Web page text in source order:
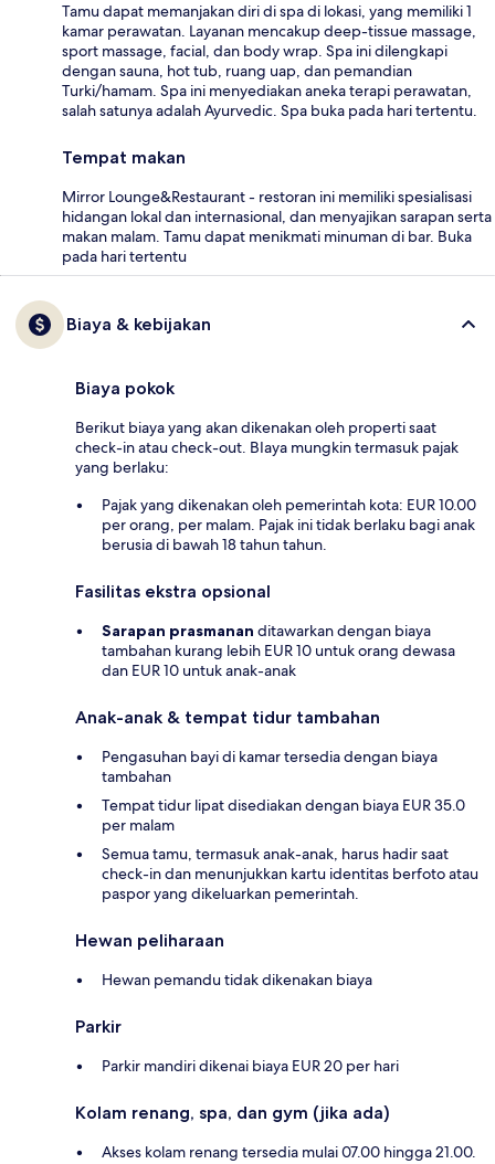
Tamu dapat memanjakan diri di spa di lokasi, yang memiliki 1
kamar perawatan. Layanan mencakup deep-tissue massage,
sport massage, facial, dan body wrap. Spa ini dilengkapi
dengan sauna, hot tub, ruang uap, dan pemandian
Turki/hamam. Spa ini menyediakan aneka terapi perawatan,
salah satunya adalah Ayurvedic. Spa buka pada hari tertentu.
Tempat makan
Mirror Lounge&Restaurant - restoran ini memiliki spesialisasi
hidangan lokal dan internasional, dan menyajikan sarapan serta
makan malam. Tamu dapat menikmati minuman di bar. Buka
pada hari tertentu
Biaya & kebijakan
Biaya pokok
Berikut biaya yang akan dikenakan oleh properti saat
check-in atau check-out. BIaya mungkin termasuk pajak
yang berlaku:
Pajak yang dikenakan oleh pemerintah kota: EUR 10.00
per orang, per malam. Pajak ini tidak berlaku bagi anak
berusia di bawah 18 tahun tahun.
Fasilitas ekstra opsional
Sarapan prasmanan ditawarkan dengan biaya
tambahan kurang lebih EUR 10 untuk orang dewasa
dan EUR 10 untuk anak-anak
Anak-anak & tempat tidur tambahan
Pengasuhan bayi di kamar tersedia dengan biaya
tambahan
Tempat tidur lipat disediakan dengan biaya EUR 35.0
per malam
Semua tamu, termasuk anak-anak, harus hadir saat
check-in dan menunjukkan kartu identitas berfoto atau
paspor yang dikeluarkan pemerintah.
Hewan peliharaan
Hewan pemandu tidak dikenakan biaya
Parkir
Parkir mandiri dikenai biaya EUR 20 per hari
Kolam renang, spa, dan gym (jika ada)
Akses kolam renang tersedia mulai 07.00 hingga 21.00.